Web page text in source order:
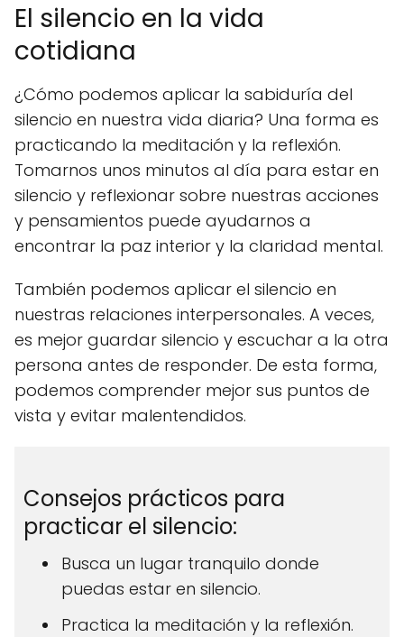
El silencio en la vida
cotidiana
¿Cómo podemos aplicar la sabiduría del
silencio en nuestra vida diaria? Una forma es
practicando la meditación y la reflexión.
Tomarnos unos minutos al día para estar en
silencio y reflexionar sobre nuestras acciones
y pensamientos puede ayudarnos a
encontrar la paz interior y la claridad mental.
También podemos aplicar el silencio en
nuestras relaciones interpersonales. A veces,
es mejor guardar silencio y escuchar a la otra
persona antes de responder. De esta forma,
podemos comprender mejor sus puntos de
vista y evitar malentendidos.
Consejos prácticos para
practicar el silencio:
Busca un lugar tranquilo donde
puedas estar en silencio.
Practica la meditación y la reflexión.